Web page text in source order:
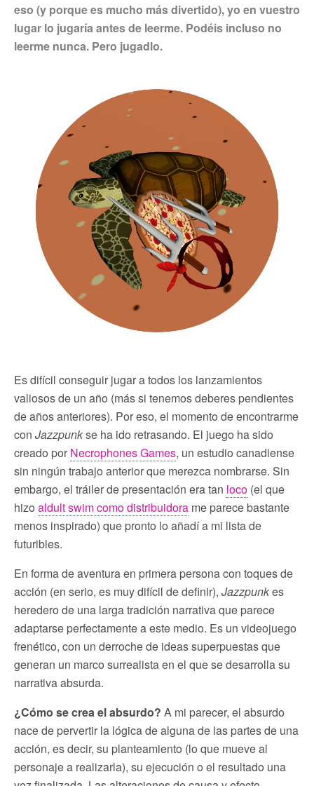
eso (y porque es mucho más divertido), yo en vuestro
lugar lo jugaría antes de leerme. Podéis incluso no
leerme nunca. Pero jugadlo.
Es difícil conseguir jugar a todos los lanzamientos
valiosos de un año (más si tenemos deberes pendientes
de años anteriores). Por eso, el momento de encontrarme
con Jazzpunkse ha ido retrasando. El juego ha sido
creado por Necrophones Games, un estudio canadiense
sin ningún trabajo anterior que merezca nombrarse. Sin
embargo, el tráiler de presentación era tan loco (el que
hizo aldult swim como distribuidora me parece bastante
menos inspirado) que pronto lo añadí a mi lista de
futuribles.
En forma de aventura en primera persona con toques de
acción (en serio, es muy difícil de definir), Jazzpunkes
heredero de una larga tradición narrativa que parece
adaptarse perfectamente a este medio. Es un videojuego
frenético, con un derroche de ideas superpuestas que
generan un marco surrealista en el que se desarrolla su
narrativa absurda.
¿Cómo se crea el absurdo? A mi parecer, el absurdo
nace de pervertir la lógica de alguna de las partes de una
acción, es decir, su planteamiento (lo que mueve al
personaje a realizarla), su ejecución o el resultado una